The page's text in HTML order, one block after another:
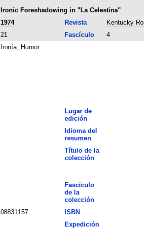
Ironic Foreshadowing in "La Celestina"
1974 Revista
Kentucky
21 Fascículo
4
Ironía; Humor
Lugar de
edición
Idioma del
resumen
Título de la
colección
Fascículo
de la
colección
08831157
ISBN
Expedición